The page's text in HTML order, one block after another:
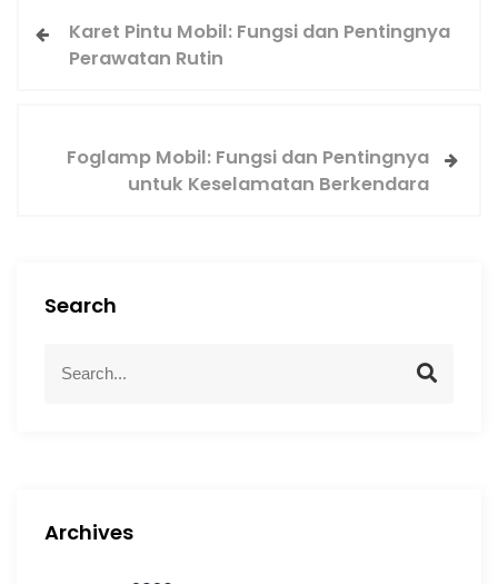
Karet Pintu Mobil: Fungsi dan Pentingnya
Perawatan Rutin
Foglamp Mobil: Fungsi dan Pentingnya
untuk Keselamatan Berkendara
Search
Archives